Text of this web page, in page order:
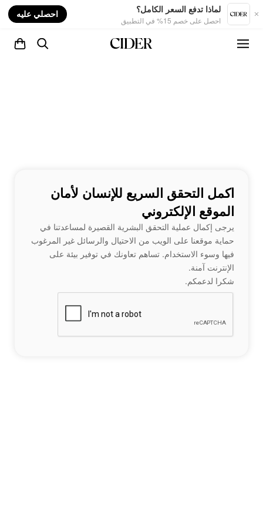
لماذا تدفع السعر الكامل؟
احصل على خصم 15% في التطبيق
احصلي عليه
اكمل التحقق السريع للإنسان لأمان
الموقع الإلكتروني
يرجى إكمال عملية التحقق البشرية القصيرة لمساعدتنا في
حماية موقعنا على الويب من الاحتيال والرسائل غير المرغوب
فيها وسوء الاستخدام. تساهم تعاونك في توفير بيئة على
الإنترنت آمنة.
شكرا لدعمكم.